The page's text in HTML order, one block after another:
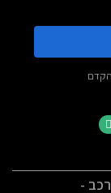
-